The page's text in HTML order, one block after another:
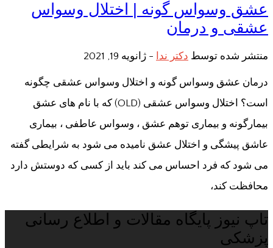
عشق وسواس گونه | اختلال وسواس
عشقی و درمان
منتشر شده توسط دکتر ندا - ژانویه 19, 2021
درمان عشق وسواس گونه و اختلال وسواس عشقی چگونه
است؟ اختلال وسواس عشقی (OLD) که با نام های عشق
بیمارگونه و بیماری توهم عشق ، وسواس عاطفی ، بیماری
عاشق پیشگی و اختلال عشق نامیده می شود به شرایطی گفته
می شود که فرد احساس می کند باید از کسی که دوستش دارد
محافظت کند،
تاپ نیوز پایگاه مقالات و اطلاع رسانی
پزشکی